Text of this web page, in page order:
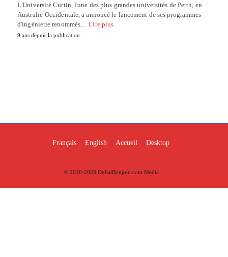
L'Université Curtin, l'une des plus grandes universités de Perth, en
Australie-Occidentale, a annoncé le lancement de ses programmes
d'ingénierie renommés…Lire plus
9 ans depuis la publication
Français English Accueil Desktop
© 2016-2023 DubaiBonjour.com Media